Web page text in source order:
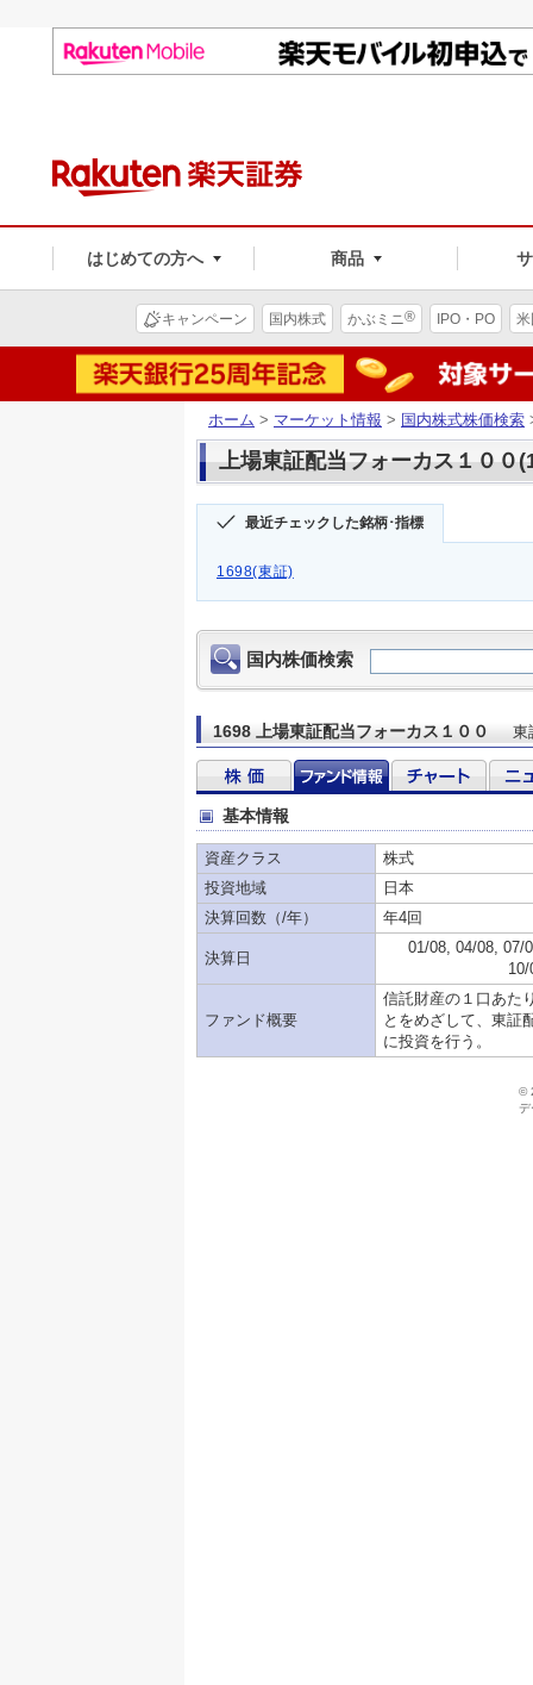
はじめての方へ 商品
キャンペーン 国内株式 かぶミニ® IPO・PO
ホーム > マーケット情報 > 国内株式株価検索
上場東証配当フォーカス１００
最近チェックした銘柄･指標
1698(東証)